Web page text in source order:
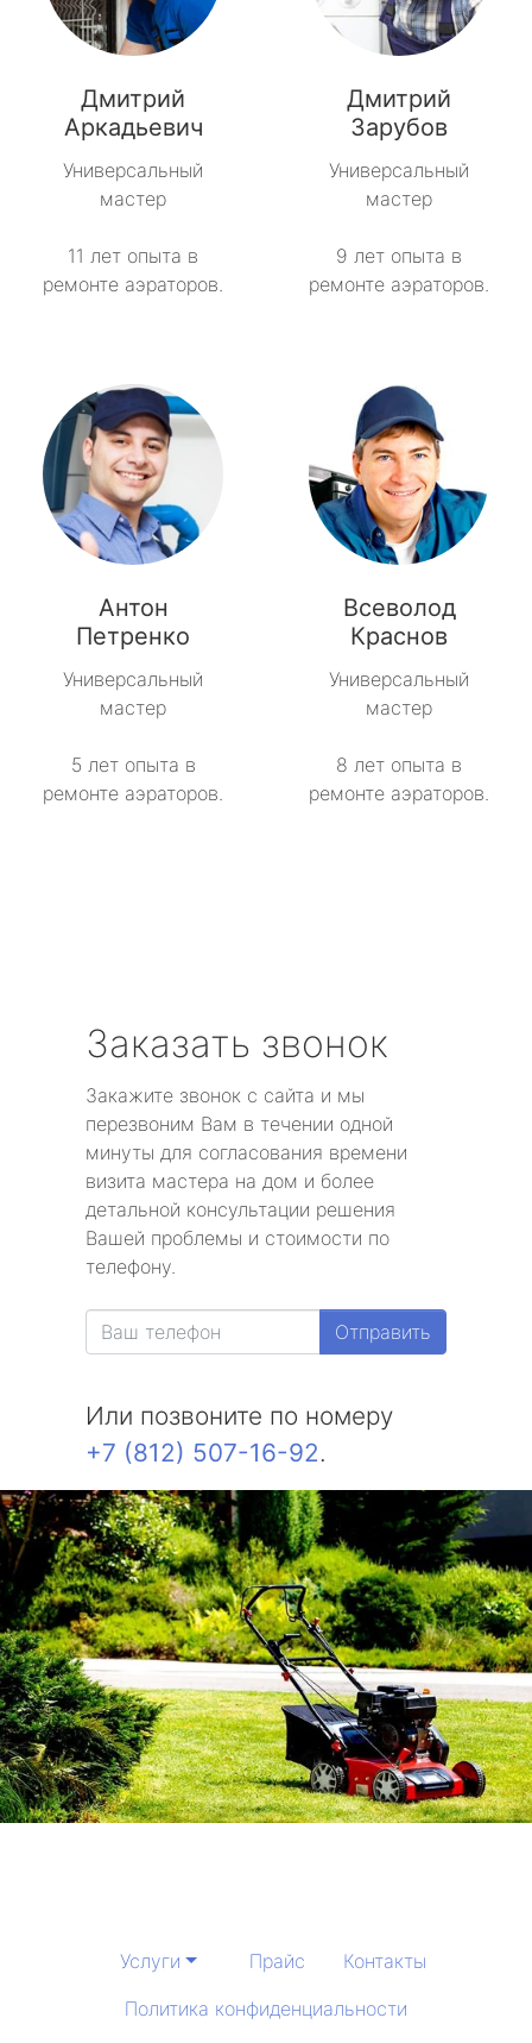
Дмитрий
Аркадьевич
Универсальный
мастер
11 лет опыта в
ремонте аэраторов.
Дмитрий
Зарубов
Универсальный
мастер
9 лет опыта в
ремонте аэраторов.
Антон
Петренко
Универсальный
мастер
5 лет опыта в
ремонте аэраторов.
Всеволод
Краснов
Универсальный
мастер
8 лет опыта в
ремонте аэраторов.
Заказать звонок
Закажите звонок с сайта и мы
перезвоним Вам в течении одной
минуты для согласования времени
визита мастера на дом и более
детальной консультации решения
Вашей проблемы и стоимости по
телефону.
Отправить
Или позвоните по номеру
+7 (812) 507-16-92.
Услуги Прайс
Контакты
Политика конфиденциальности